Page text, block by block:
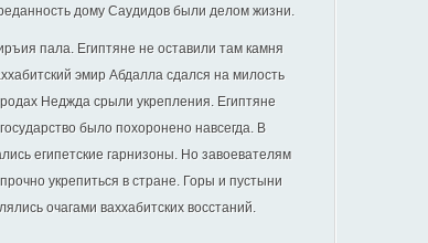
дому Саудидов были делом жизни.
пала. Египтяне не оставили там камня
эмир Абдалла сдался на милость
Неджда срыли укрепления. Египтяне
было похоронено навсегда. В
египетские гарнизоны. Но завоевателям
укрепиться в стране. Горы и пустыни
очагами ваххабитских восстаний.